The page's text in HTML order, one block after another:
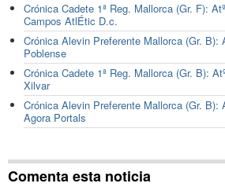
Crónica Cadete 1ª Reg. Mallorca (Gr. F):
Campos AtlÉtic D.c.
Crónica Alevin Preferente Mallorca (Gr. B):
Poblense
Crónica Cadete 1ª Reg. Mallorca (Gr. B):
Xilvar
Crónica Alevin Preferente Mallorca (Gr. B):
Agora Portals
Comenta esta noticia